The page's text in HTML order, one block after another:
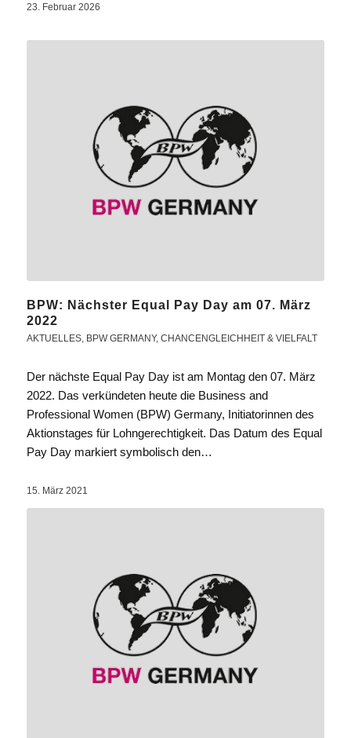
23. Februar 2026
BPW: Nächster Equal Pay Day am 07. März
2022
AKTUELLES, BPW GERMANY, CHANCENGLEICHHEIT & VIELFALT
Der nächste Equal Pay Day ist am Montag den 07. März
2022. Das verkündeten heute die Business and
Professional Women (BPW) Germany, Initiatorinnen des
Aktionstages für Lohngerechtigkeit. Das Datum des Equal
Pay Day markiert symbolisch den…
15. März 2021